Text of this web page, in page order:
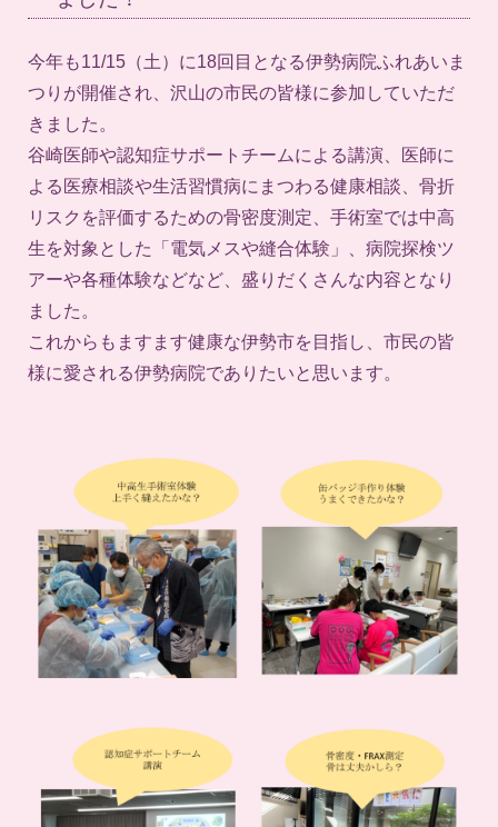
今年も11/15（土）に18回目となる伊勢病院ふれあいま
つりが開催され、沢山の市民の皆様に参加していただ
きました。
谷崎医師や認知症サポートチームによる講演、医師に
よる医療相談や生活習慣病にまつわる健康相談、骨折
リスクを評価するための骨密度測定、手術室では中高
生を対象とした「電気メスや縫合体験」、病院探検ツ
アーや各種体験などなど、盛りだくさんな内容となり
ました。
これからもますます健康な伊勢市を目指し、市民の皆
様に愛される伊勢病院でありたいと思います。